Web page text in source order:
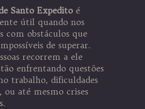
Santo Expeditoé
útil quando nos
com obstáculos que
de superar.
recorrem a ele
enfrentando questões
trabalho, dificuldades
ou até mesmo crises